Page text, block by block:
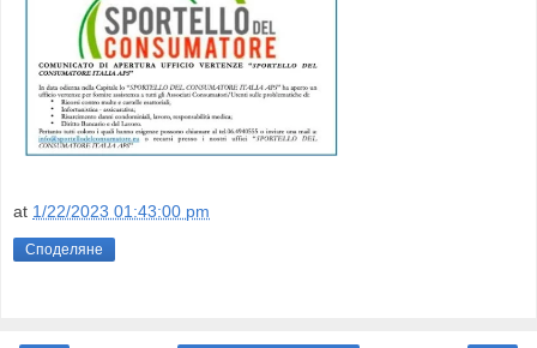
at 1/22/2023 01:43:00 pm
Споделяне